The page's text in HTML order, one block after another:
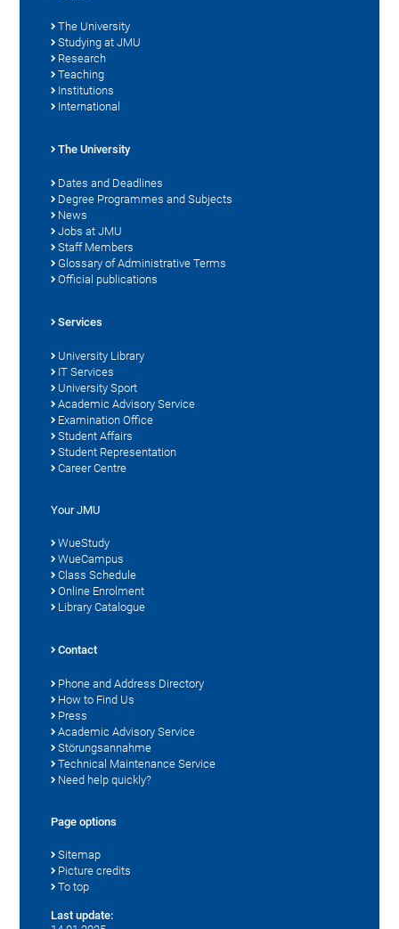
The University
Studying at JMU
Research
Teaching
Institutions
International
The University
Dates and Deadlines
Degree Programmes and Subjects
News
Jobs at JMU
Staff Members
Glossary of Administrative Terms
Official publications
Services
University Library
IT Services
University Sport
Academic Advisory Service
Examination Office
Student Affairs
Student Representation
Career Centre
Your JMU
WueStudy
WueCampus
Class Schedule
Online Enrolment
Library Catalogue
Contact
Phone and Address Directory
How to Find Us
Press
Academic Advisory Service
Störungsannahme
Technical Maintenance Service
Need help quickly?
Page options
Sitemap
Picture credits
To top
Last update: